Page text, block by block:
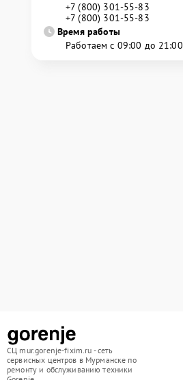
+7 (800) 301-55-83
+7 (800) 301-55-83
Время работы
Работаем с 09:00 до 21:00
СЦ mur.gorenje-fixim.ru - сеть
сервисных центров в Мурманске по
ремонту и обслуживанию техники